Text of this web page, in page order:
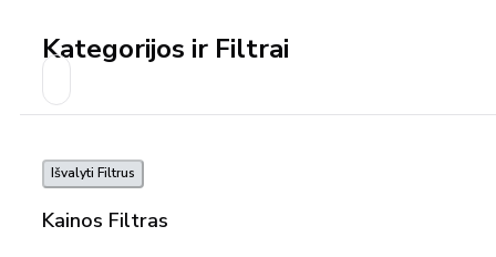
Kategorijos ir Filtrai
Išvalyti Filtrus
Kainos Filtras